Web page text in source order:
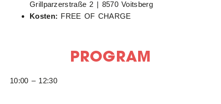
Grillparzerstraße 2 | 8570 Voitsberg
Kosten: FREE OF CHARGE
PROGRAM
10:00 – 12:30